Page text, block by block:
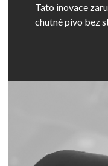
Tato inovace
chutné pivo bez